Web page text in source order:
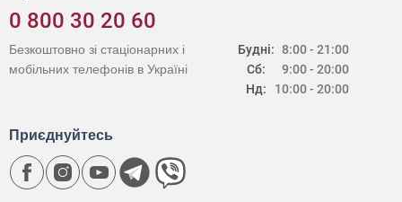
0 800 30 20 60
Будні:
Сб:
Нд:
8:00 - 21:00
9:00 - 20:00
10:00 - 20:00
Безкоштовно зі стаціонарних і
мобільних телефонів в Україні
Приєднуйтесь